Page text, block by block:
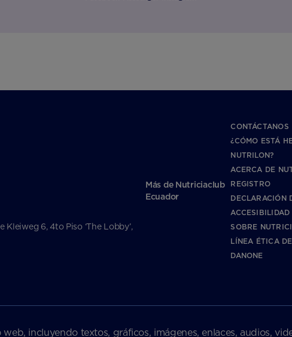
6, 4to Piso ‘The Lobby’,
Más de Nutriciaclub
Ecuador
CONTÁCTANOS
¿CÓMO ESTÁ
NUTRILON?
ACERCA DE
REGISTRO
DECLARACIÓN
ACCESIBILIDAD
SOBRE
LÍNEA ÉTICA DE
DANONE
incluyendo textos, gráficos, imágenes, enlaces, audios,